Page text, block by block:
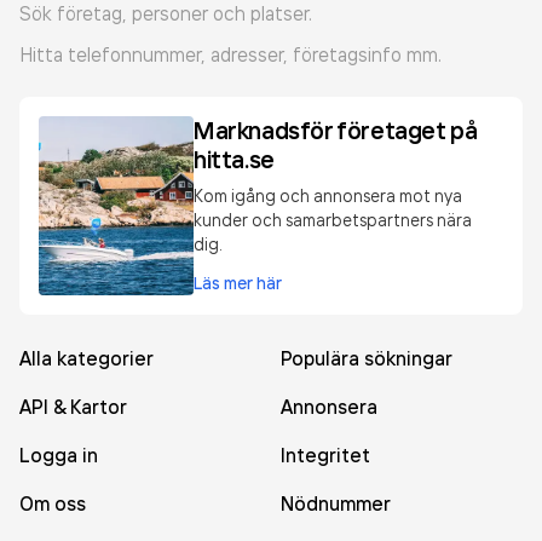
Sök företag, personer och platser.
Hitta telefonnummer, adresser, företagsinfo mm.
Marknadsför företaget på
hitta.se
Kom igång och annonsera mot nya
kunder och samarbetspartners nära
dig.
Läs mer här
Alla kategorier
Populära sökningar
API & Kartor
Annonsera
Logga in
Integritet
Om oss
Nödnummer